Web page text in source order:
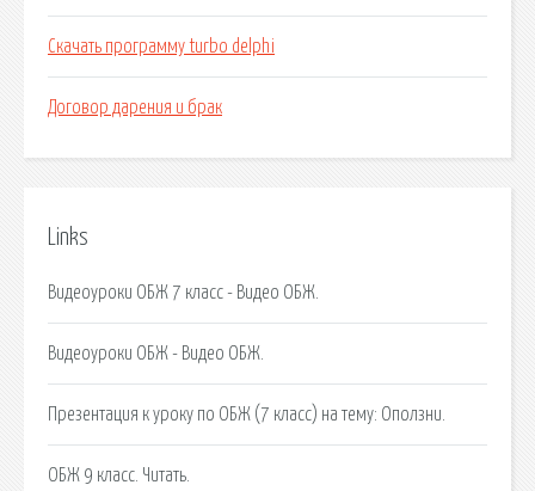
Скачать программу turbo delphi
Договор дарения и брак
Links
Видеоуроки ОБЖ 7 класс - Видео ОБЖ.
Видеоуроки ОБЖ - Видео ОБЖ.
Презентация к уроку по ОБЖ (7 класс) на тему: Оползни.
ОБЖ 9 класс. Читать.